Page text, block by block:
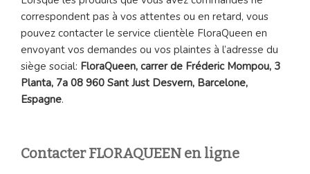
correspondent pas à vos attentes ou en retard, vous
pouvez contacter le service clientèle FloraQueen en
envoyant vos demandes ou vos plaintes à l’adresse du
siège social: FloraQueen, carrer de Fréderic Mompou, 3
Planta, 7a 08 960 Sant Just Desvern, Barcelone,
Espagne.
Contacter FLORAQUEEN en ligne